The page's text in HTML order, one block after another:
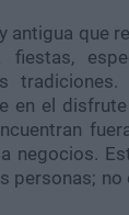
antigua que
en el
negocios.
personas; no